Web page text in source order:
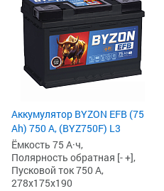
Аккумулятор BYZON EFB (75
Ah) 750 А, (BYZ750F) L3
Ёмкость 75 А·ч,
Полярность обратная [- +],
Пусковой ток 750 А,
278x175x190